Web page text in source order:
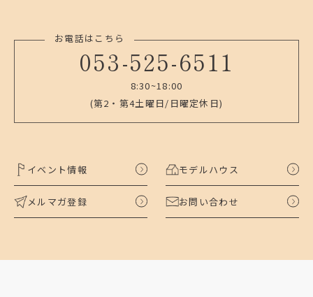
お電話はこちら
053-525-6511
8:30~18:00
(第2・第4土曜日/日曜定休日)
イベント情報 モデルハウス
メルマガ登録 お問い合わせ